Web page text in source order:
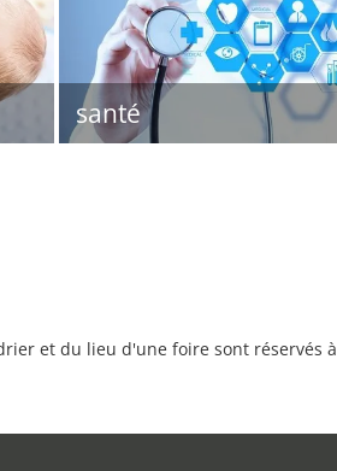
santé
et du lieu d'une foire sont réservés à